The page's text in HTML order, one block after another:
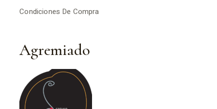
Condiciones De Compra
Agremiado